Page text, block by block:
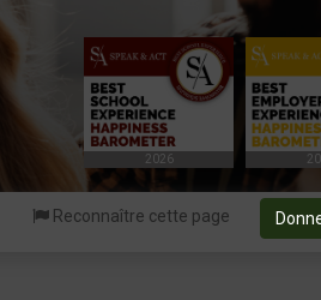
2026
Reconnaître cette page